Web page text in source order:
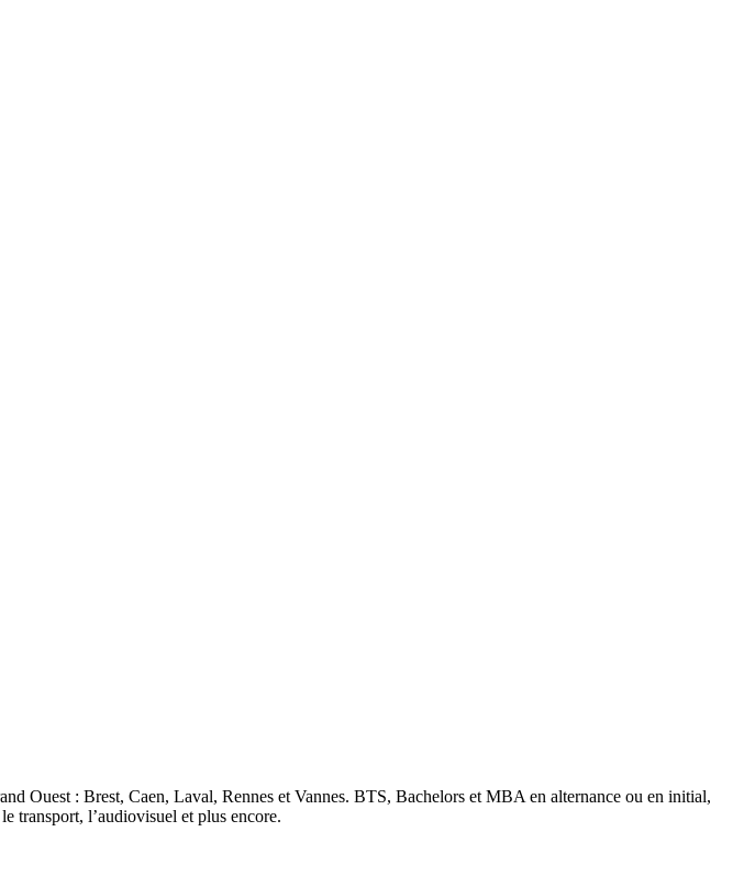
Ouest : Brest, Caen, Laval, Rennes et Vannes. BTS, Bachelors et MBA en alternance ou en initial,
transport, l’audiovisuel et plus encore.